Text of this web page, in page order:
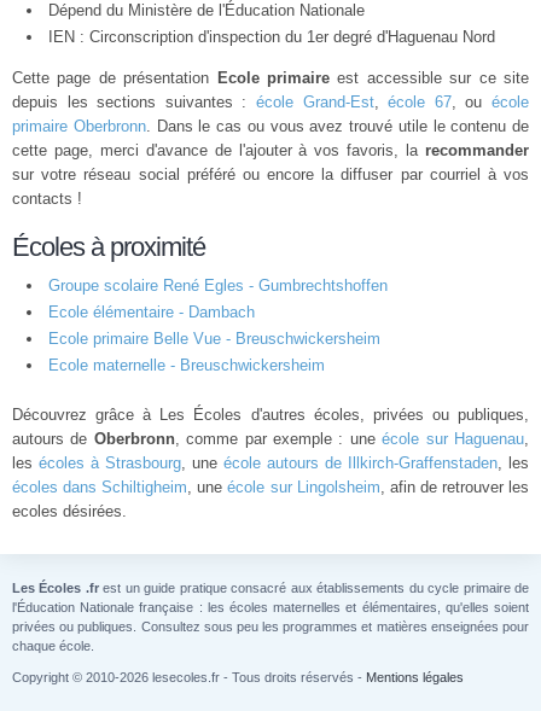
Dépend du Ministère de l'Éducation Nationale
IEN : Circonscription d'inspection du 1er degré d'Haguenau Nord
Cette page de présentation Ecole primaire est accessible sur ce site
depuis les sections suivantes : école Grand-Est,école 67, ouécole
primaire Oberbronn. Dans le cas ou vous avez trouvé utile le contenu de
cette page, merci d'avance de l'ajouter à vos favoris, la recommander
sur votre réseau social préféré ou encore la diffuser par courriel à vos
contacts !
Écoles à proximité
Groupe scolaire René Egles - Gumbrechtshoffen
Ecole élémentaire - Dambach
Ecole primaire Belle Vue - Breuschwickersheim
Ecole maternelle - Breuschwickersheim
Découvrez grâce à Les Écoles d'autres écoles, privées ou publiques,
autours de Oberbronn, comme par exemple : uneécole sur Haguenau,
les écoles à Strasbourg, une école autours de Illkirch-Graffenstaden, les
écoles dans Schiltigheim, uneécole sur Lingolsheim, afin de retrouver les
ecoles désirées.
Les Écoles .frest un guide pratique consacré aux établissements du cycle primaire de
l'Éducation Nationale française : les écoles maternelles et élémentaires, qu'elles soient
privées ou publiques. Consultez sous peu les programmes et matières enseignées pour
chaque école.
Copyright © 2010-2026 lesecoles.fr - Tous droits réservés - Mentions légales